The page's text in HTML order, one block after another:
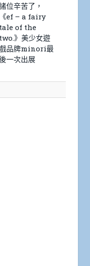
位辛苦了，
《ef – a fairy
tale of the
two.》美少女遊
戲品牌minori最
一次出展